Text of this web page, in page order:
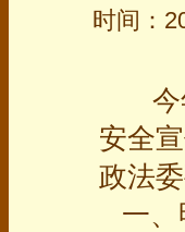
时间：
安全
政法
一、